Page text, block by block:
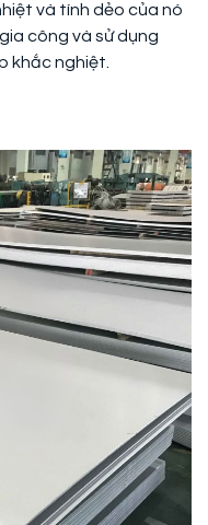
và tính dẻo của nó
công và sử dụng
khắc nghiệt.